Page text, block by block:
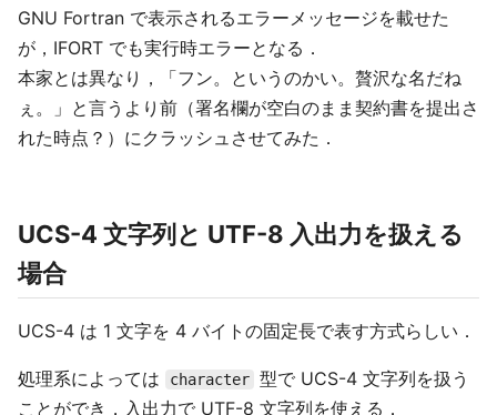
GNU Fortran で表示されるエラーメッセージを載せた
が，IFORT でも実行時エラーとなる．
本家とは異なり，「フン。というのかい。贅沢な名だね
ぇ。」と言うより前（署名欄が空白のまま契約書を提出さ
れた時点？）にクラッシュさせてみた．
UCS-4 文字列と UTF-8 入出力を扱える
場合
UCS-4 は 1 文字を 4 バイトの固定長で表す方式らしい．
処理系によっては character 型で UCS-4 文字列を扱う
ことができ，入出力で UTF-8 文字列を使える．